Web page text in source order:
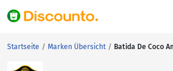
Startseite Marken Übersicht Batida De Coco